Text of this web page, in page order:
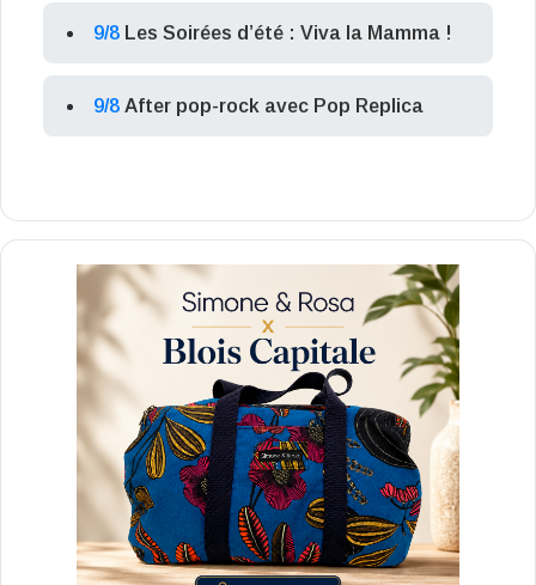
9/8 Les Soirées d’été : Viva la Mamma !
9/8 After pop-rock avec Pop Replica